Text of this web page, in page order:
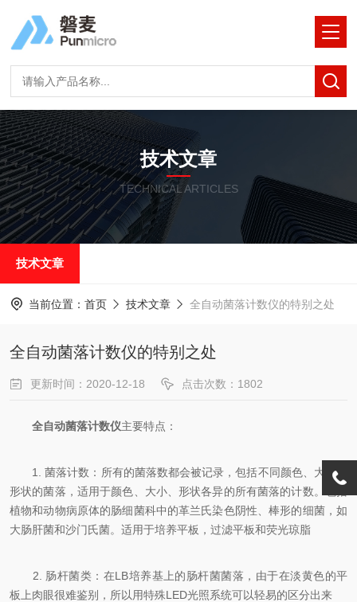
技术文章
TECHNICAL ARTICLES
技术文章
当前位置： 首页 技术文章 全自动菌落计数仪的特别之处
全自动菌落计数仪的特别之处
更新时间：2020-12-18 点击次数：1802
全自动菌落计数仪主要特点：
1. 菌落计数：所有的菌落数都会被记录，包括不同颜色、大小和
形状的菌落，适用于颜色、大小、形状各异的所有菌落的计数。包括
植物和动物病原体的肠细菌科中的革兰氏染色阴性、棒形的细菌，如
大肠肝菌和沙门氏菌。适用于培养平板，过滤平板和荧光琼脂
2. 肠杆菌类：在LB培养基上的肠杆菌菌落，由于在淡黄色的平
板上肉眼很难鉴别，所以用特殊LED光照系统可以轻易的区分出来